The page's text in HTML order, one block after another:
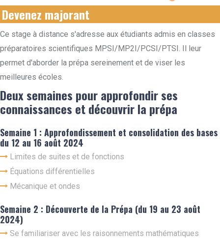
Devenez majorant
Ce stage à distance s'adresse aux étudiants admis en classes
préparatoires scientifiques MPSI/MP2I/PCSI/PTSI. Il leur
permet d'aborder la prépa sereinement et de viser les
meilleures écoles.
Deux semaines pour approfondir ses
connaissances et découvrir la prépa
Semaine 1 : Approfondissement et consolidation des bases
du 12 au 16 août 2024
Limites de suites et de fonctions
Équations différentielles
Mécanique et ondes
Semaine 2 : Découverte de la Prépa (du 19 au 23 août
2024)
Se familiariser avec les raisonnements mathématiques